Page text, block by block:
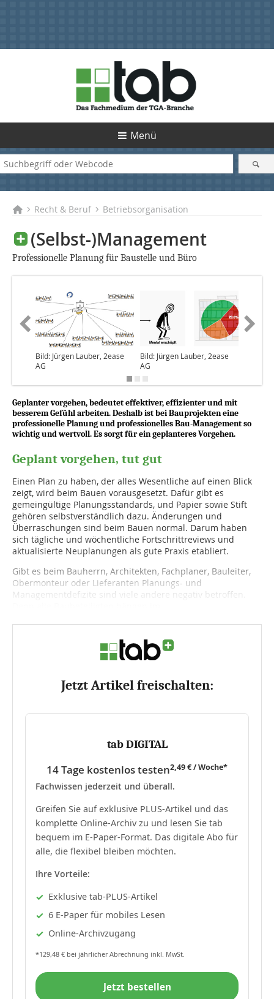
Menü
Recht & Beruf Betriebsorganisation
(Selbst-)Management
Professionelle Planung für Baustelle und Büro
Bild: Jürgen Lauber, 2ease
AG
Bild: Jürgen Lauber, 2ease
AG
Geplanter vorgehen, bedeutet effektiver, effizienter und mit
besserem Gefühl arbeiten. Deshalb ist bei Bauprojekten eine
professionelle Planung und professionelles Bau-Management so
wichtig und wertvoll. Es sorgt für ein geplanteres Vorgehen.
Geplant vorgehen, tut gut
Einen Plan zu haben, der alles Wesentliche auf einen Blick
zeigt, wird beim Bauen vorausgesetzt. Dafür gibt es
gemeingültige Planungsstandards, und Papier sowie Stift
gehören selbstverständlich dazu. Änderungen und
Überraschungen sind beim Bauen normal. Darum haben
sich tägliche und wöchentliche Fortschrittreviews und
aktualisierte Neuplanungen als gute Praxis etabliert.
Gibt es beim Bauherrn, Architekten, Fachplaner, Bauleiter,
Obermonteur oder Lieferanten Planungs- und
Managementdefizite sind viele andere negativ betroffen.
Jetzt Artikel freischalten:
tab DIGITAL
14 Tage kostenlos testen2,49 € / Woche*
Fachwissen jederzeit und überall.
Greifen Sie auf exklusive PLUS-Artikel und das
komplette Online-Archiv zu und lesen Sie tab
bequem im E-Paper-Format. Das digitale Abo für
alle, die flexibel bleiben möchten.
Ihre Vorteile:
Exklusive tab-PLUS-Artikel
6 E-Paper für mobiles Lesen
Online-Archivzugang
*129,48 € bei jährlicher Abrechnung inkl. MwSt.
Jetzt bestellen